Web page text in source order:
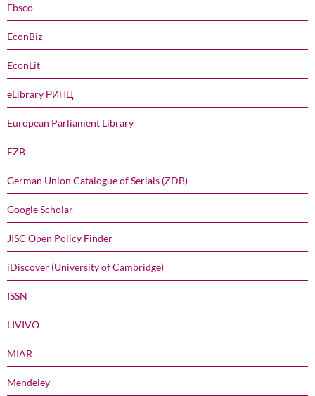
Ebsco
EconBiz
EconLit
eLibrary РИНЦ
European Parliament Library
EZB
German Union Catalogue of Serials (ZDB)
Google Scholar
JISC Open Policy Finder
iDiscover (University of Cambridge)
ISSN
LIVIVO
MIAR
Mendeley